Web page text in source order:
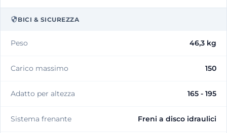
BICI & SICUREZZA
Peso 46,3 kg
Carico massimo 150
Adatto per altezza 165 - 195
Sistema frenante Freni a disco idraulici